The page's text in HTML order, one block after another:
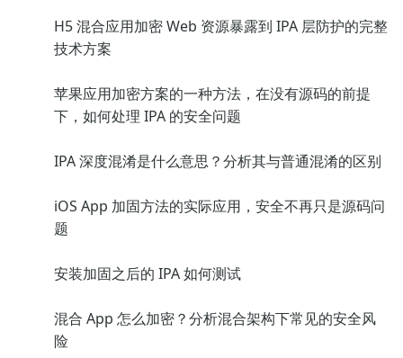
H5 混合应用加密 Web 资源暴露到 IPA 层防护的完整
技术方案
苹果应用加密方案的一种方法，在没有源码的前提
下，如何处理 IPA 的安全问题
IPA 深度混淆是什么意思？分析其与普通混淆的区别
iOS App 加固方法的实际应用，安全不再只是源码问
题
安装加固之后的 IPA 如何测试
混合 App 怎么加密？分析混合架构下常见的安全风
险